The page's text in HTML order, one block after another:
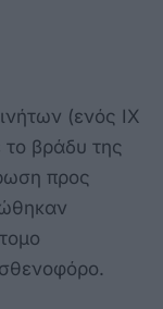
(ενός ΙΧ
το βράδυ της
προς